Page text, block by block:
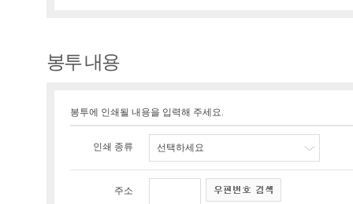
봉투 내용
봉투에 인쇄될 내용을 입력해 주세요.
인쇄 종류 선택하세요
주소